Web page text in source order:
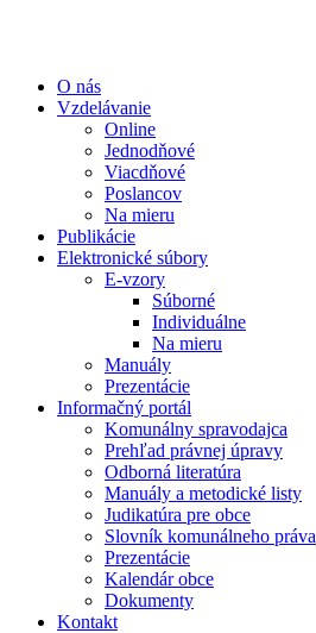
O nás
Vzdelávanie
Online
Jednodňové
Viacdňové
Poslancov
Na mieru
Publikácie
Elektronické súbory
E-vzory
Súborné
Individuálne
Na mieru
Manuály
Prezentácie
Informačný portál
Komunálny spravodajca
Prehľad právnej úpravy
Odborná literatúra
Manuály a metodické listy
Judikatúra pre obce
Slovník komunálneho práva
Prezentácie
Kalendár obce
Dokumenty
Kontakt